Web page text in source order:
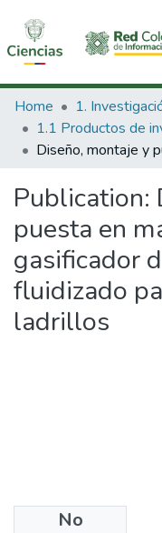
Communities &
All of DSpace
Home
Publication:
puesta en
gasificador
fluidizado
ladrillos
No